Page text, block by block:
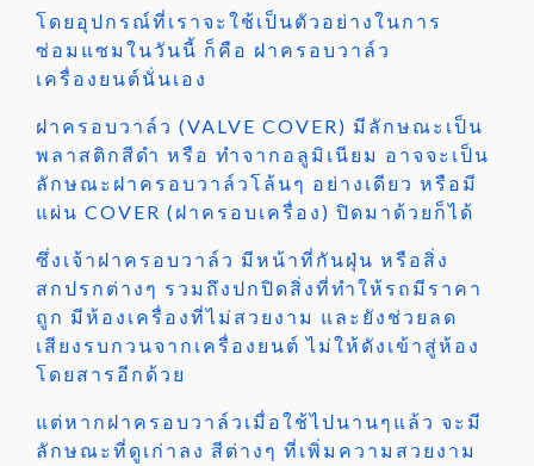
โดยอุปกรณ์ที่เราจะใช้เป็นตัวอย่างในการ
ซ่อมแซมในวันนี้ ก็คือ ฝาครอบวาล์ว
เครื่องยนต์นั่นเอง
ฝาครอบวาล์ว (VALVE COVER) มีลักษณะเป็น
พลาสติกสีดำ หรือ ทำจากอลูมิเนียม อาจจะเป็น
ลักษณะฝาครอบวาล์วโล้นๆ อย่างเดียว หรือมี
แผ่น COVER (ฝาครอบเครื่อง) ปิดมาด้วยก็ได้
ซึ่งเจ้าฝาครอบวาล์ว มีหน้าที่กันฝุ่น หรือสิ่ง
สกปรกต่างๆ รวมถึงปกปิดสิ่งที่ทำให้รถมีราคา
ถูก มีห้องเครื่องที่ไม่สวยงาม และยังช่วยลด
เสียงรบกวนจากเครื่องยนต์ ไม่ให้ดังเข้าสู่ห้อง
โดยสารอีกด้วย
แต่หากฝาครอบวาล์วเมื่อใช้ไปนานๆแล้ว จะมี
ลักษณะที่ดูเก่าลง สีต่างๆ ที่เพิ่มความสวยงาม